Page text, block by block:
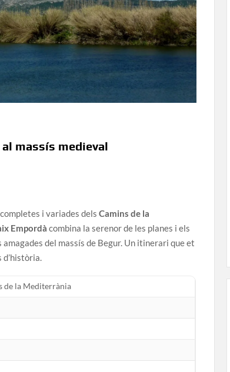
al massís medieval
i variades delsCamins de la
Empordà combina la serenor de les planes i els
del massís de Begur. Un itinerari que et
de la Mediterrània